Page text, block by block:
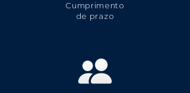
Cumprimento
de prazo